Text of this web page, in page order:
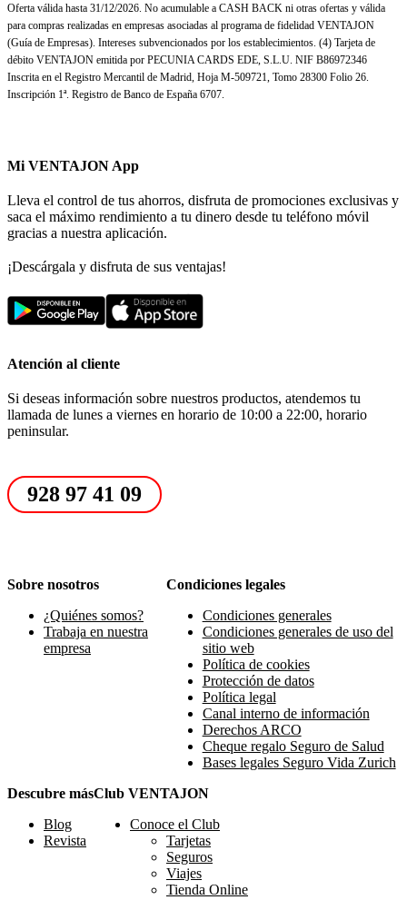
Oferta válida hasta 31/12/2026. No acumulable a CASH BACK ni otras ofertas y válida
para compras realizadas en empresas asociadas al programa de fidelidad VENTAJON
(Guía de Empresas). Intereses subvencionados por los establecimientos. (4) Tarjeta de
débito VENTAJON emitida por PECUNIA CARDS EDE, S.L.U. NIF B86972346
Inscrita en el Registro Mercantil de Madrid, Hoja M-509721, Tomo 28300 Folio 26.
Inscripción 1ª. Registro de Banco de España 6707.
Mi VENTAJON App
Lleva el control de tus ahorros, disfruta de promociones exclusivas y
saca el máximo rendimiento a tu dinero desde tu teléfono móvil
gracias a nuestra aplicación.
¡Descárgala y disfruta de sus ventajas!
Atención al cliente
Si deseas información sobre nuestros productos, atendemos tu
llamada de lunes a viernes en horario de 10:00 a 22:00, horario
peninsular.
928 97 41 09
Sobre nosotros
¿Quiénes somos?
Trabaja en nuestra
empresa
Condiciones legales
Condiciones generales
Condiciones generales de uso del
sitio web
Política de cookies
Protección de datos
Política legal
Canal interno de información
Derechos ARCO
Cheque regalo Seguro de Salud
Bases legales Seguro Vida Zurich
Descubre más
Blog
Revista
Club VENTAJON
Conoce el Club
Tarjetas
Seguros
Viajes
Tienda Online